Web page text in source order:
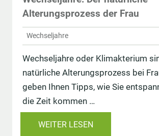
Alterungsprozess der Frau
Wechseljahre
Wechseljahre oder Klimakterium
natürliche Alterungsprozess bei
geben Ihnen Tipps, wie Sie
die Zeit kommen …
WEITER LESEN